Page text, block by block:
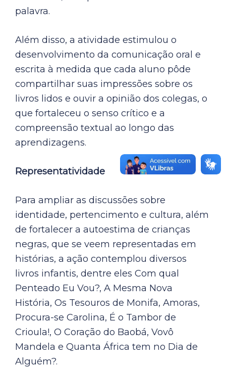
palavra.
Além disso, a atividade estimulou o
desenvolvimento da comunicação oral e
escrita à medida que cada aluno pôde
compartilhar suas impressões sobre os
livros lidos e ouvir a opinião dos colegas, o
que fortaleceu o senso crítico e a
compreensão textual ao longo das
aprendizagens.
Representatividade
Para ampliar as discussões sobre
identidade, pertencimento e cultura, além
de fortalecer a autoestima de crianças
negras, que se veem representadas em
histórias, a ação contemplou diversos
livros infantis, dentre eles Com qual
Penteado Eu Vou?, A Mesma Nova
História, Os Tesouros de Monifa, Amoras,
Procura-se Carolina, É o Tambor de
Crioula!, O Coração do Baobá, Vovô
Mandela e Quanta África tem no Dia de
Alguém?.